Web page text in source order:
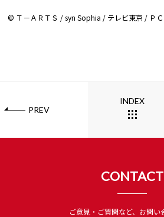
© Ｔ－ＡＲＴＳ / syn Sophia / テレビ東京 / Ｐ
PREV
INDEX
CONTACT
ご意見・ご質問など、お問い